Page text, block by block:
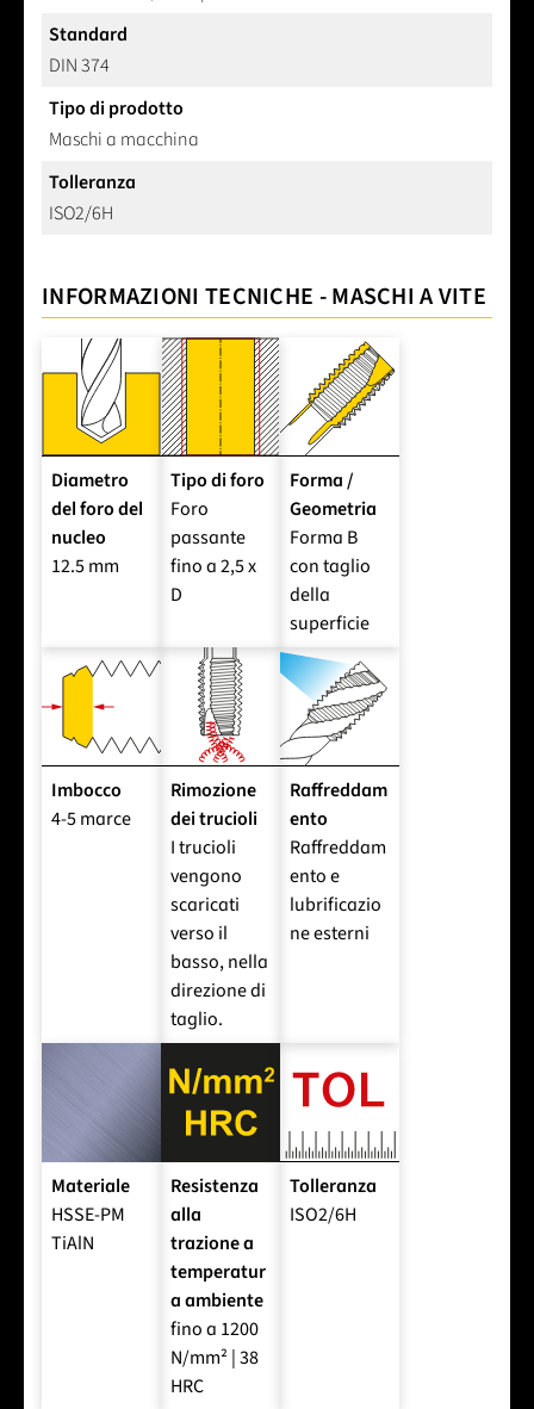
Standard
DIN 374
Tipo di prodotto
Maschi a macchina
Tolleranza
ISO2/6H
INFORMAZIONI TECNICHE - MASCHI A VITE
Diametro
del foro del
nucleo
12.5 mm
Tipo di foro
Foro
passante
fino a 2,5 x
D
Forma /
Geometria
Forma B
con taglio
della
superficie
Imbocco
4-5 marce
Rimozione
dei trucioli
I trucioli
vengono
scaricati
verso il
basso, nella
direzione di
taglio.
Raffreddam
ento
Raffreddam
ento e
lubrificazio
ne esterni
Materiale
HSSE-PM
TiAlN
Resistenza
alla
trazione a
temperatur
a ambiente
fino a 1200
N/mm² | 38
HRC
Tolleranza
ISO2/6H